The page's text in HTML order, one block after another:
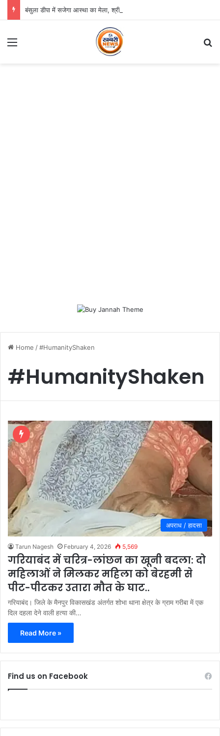
बंसुला डीपा में सजेगा आस्था का मेला, श्री जगन्नाथ झूलन रथयात्रा कल से
Home /#HumanityShaken
#HumanityShaken
अपराध / हादसा
Tarun Nagesh February 4, 2026 5,569
गरियाबंद में चरित्र-लांछन का खूनी बदला: दो
महिलाओं ने मिलकर महिला को बेरहमी से
पीट-पीटकर उतारा मौत के घाट..
गरियाबंद। जिले के मैनपुर विकासखंड अंतर्गत शोभा थाना क्षेत्र के ग्राम गरीबा में एक
दिल दहला देने वाली हत्या की…
Read More »
Find us on Facebook